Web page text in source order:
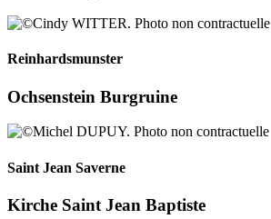
Reinhardsmunster
Ochsenstein Burgruine
Saint Jean Saverne
Kirche Saint Jean Baptiste